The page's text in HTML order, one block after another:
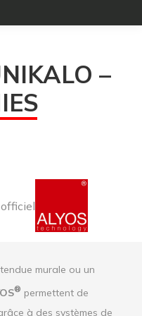
–
murale ou un
® permettent de
à des systèmes de